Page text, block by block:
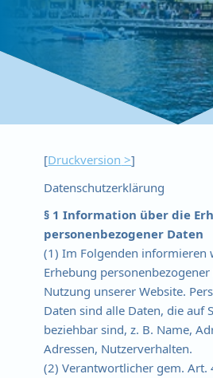
[Druckversion
]
Datenschutzerklärung
§ 1 Information über die
personenbezogener Daten
(1) Im Folgenden informieren
Erhebung personenbezogener
Nutzung unserer Website.
Daten sind alle Daten, die auf
beziehbar sind, z. B. Name,
Adressen, Nutzerverhalten.
(2) Verantwortlicher gem. Art.